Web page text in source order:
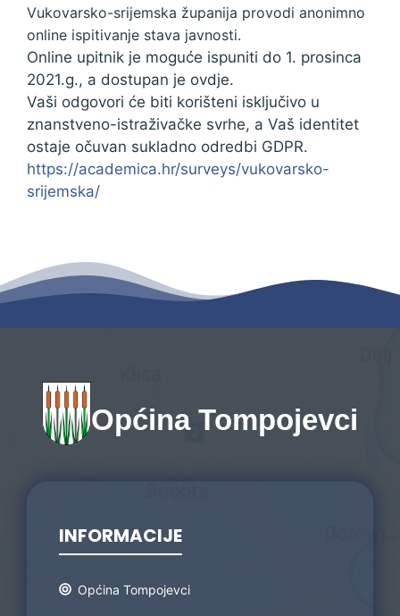
Vukovarsko-srijemska županija provodi anonimno
online ispitivanje stava javnosti.
Online upitnik je moguće ispuniti do 1. prosinca
2021.g., a dostupan je ovdje.
Vaši odgovori će biti korišteni isključivo u
znanstveno-istraživačke svrhe, a Vaš identitet
ostaje očuvan sukladno odredbi GDPR.
https://academica.hr/surveys/vukovarsko-
srijemska/
Općina Tompojevci
INFORMACIJE
Općina Tompojevci